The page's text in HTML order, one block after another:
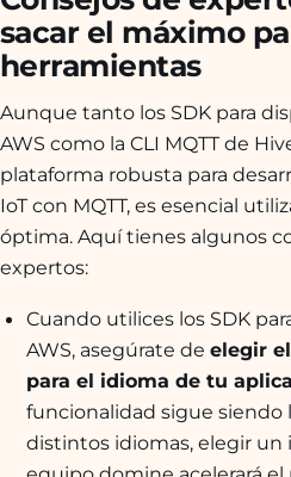
sacar el máximo
herramientas
Aunque tanto los SDK para
AWS como la CLI MQTT de
plataforma robusta para
IoT con MQTT, es esencial
óptima. Aquí tienes algunos
expertos:
Cuando utilices los SDK
AWS, asegúrate de elegir
para el idioma de tu
funcionalidad sigue siendo
distintos idiomas, elegir un